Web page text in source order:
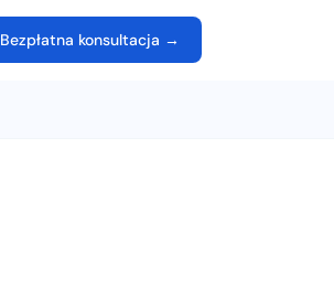
Bezpłatna konsultacja →